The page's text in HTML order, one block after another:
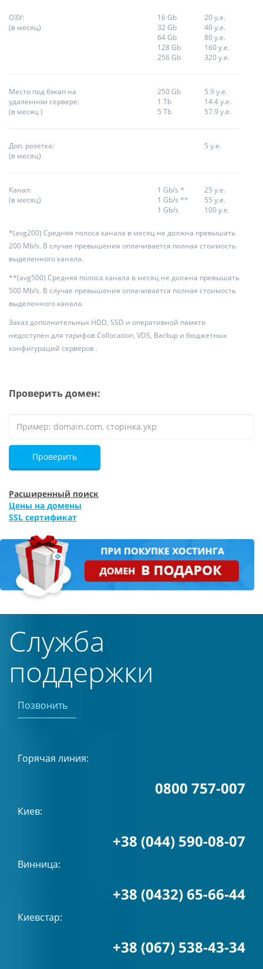
ОЗУ:
(в месяц)
16 Gb
20 у.е.
32 Gb
40 у.е.
64 Gb
80 у.е.
128 Gb
160 у.е.
256 Gb
320 у.е.
Место под бэкап на
удаленном сервере:
(в месяц )
250 Gb
5.9 у.е.
1 Tb
14.4 у.е.
5 Tb
57.9 у.е.
Доп. розетка:
(в месяц)
5 у.е.
Канал:
(в месяц)
1 Gb/s *
25 у.е.
1 Gb/s **
55 у.е.
1 Gb/s
100 у.е.
*(avg200) Средняя полоса канала в месяц не должна превышать
200 Mb/s. В случае превышения оплачивается полная стоимость
выделенного канала.
**(avg500) Средняя полоса канала в месяц не должна превышать
500 Mb/s. В случае превышения оплачивается полная стоимость
выделенного канала.
Заказ дополнительных HDD, SSD и оперативной памяти
недоступен для тарифов Collocation, VDS, Backup и бюджетных
конфигураций серверов .
Проверить домен:
Проверить
Расширенный поиск
Цены на домены
SSL сертификат
Служба
поддержки
Позвонить
Горячая линия:
0800 757-007
Киев:
+38 (044) 590-08-07
Винница:
+38 (0432) 65-66-44
Киевстар:
+38 (067) 538-43-34